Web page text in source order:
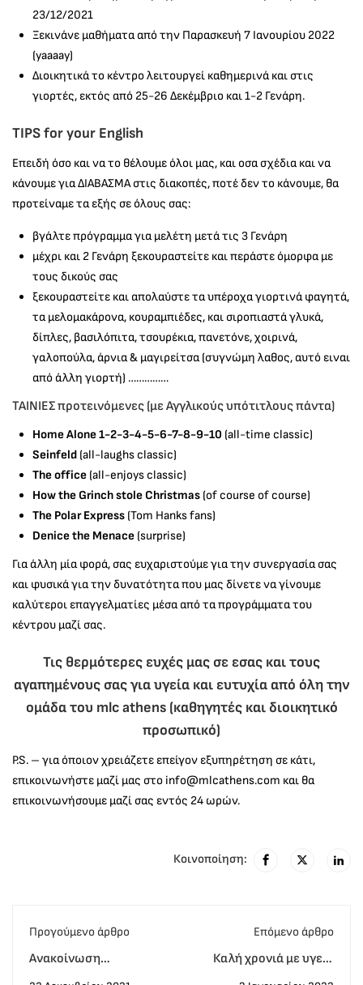
23/12/2021
Ξεκινάνε μαθήματα από την Παρασκευή 7 Ιανουρίου 2022
(yaaaay)
Διοικητικά το κέντρο λειτουργεί καθημερινά και στις
γιορτές, εκτός από 25-26 Δεκέμβριο και 1-2 Γενάρη.
TIPS for your English
Επειδή όσο και να το θέλουμε όλοι μας, και οσα σχέδια και να
κάνουμε για ΔΙΑΒΑΣΜΑ στις διακοπές, ποτέ δεν το κάνουμε, θα
προτείναμε τα εξής σε όλους σας:
βγάλτε πρόγραμμα για μελέτη μετά τις 3 Γενάρη
μέχρι και 2 Γενάρη ξεκουραστείτε και περάστε όμορφα με
τους δικούς σας
ξεκουραστείτε και απολαύστε τα υπέροχα γιορτινά φαγητά,
τα μελομακάρονα, κουραμπιέδες, και σιροπιαστά γλυκά,
δίπλες, βασιλόπιτα, τσουρέκια, πανετόνε, χοιρινά,
γαλοπούλα, άρνια & μαγιρείτσα (συγνώμη λαθος, αυτό ειναι
από άλλη γιορτή) ……………
ΤΑΙΝΙΕΣ προτεινόμενες (με Αγγλικούς υπότιτλους πάντα)
Home Alone 1-2-3-4-5-6-7-8-9-10 (all-time classic)
Seinfeld (all-laughs classic)
The office (all-enjoys classic)
How the Grinch stole Christmas (of course of course)
The Polar Express (Tom Hanks fans)
Denice the Menace (surprise)
Για άλλη μία φορά, σας ευχαριστούμε για την συνεργασία σας
και φυσικά για την δυνατότητα που μας δίνετε να γίνουμε
καλύτεροι επαγγελματίες μέσα από τα προγράμματα του
κέντρου μαζί σας.
Τις θερμότερες ευχές μας σε εσας και τους
αγαπημένους σας για υγεία και ευτυχία από όλη την
ομάδα του mlc athens (καθηγητές και διοικητικό
προσωπικό)
P.S. – για όποιον χρειάζετε επείγον εξυπηρέτηση σε κάτι,
επικοινωνήστε μαζί μας στο info@mlcathens.com και θα
επικοινωνήσουμε μαζί σας εντός 24 ωρών.
Κοινοποίηση:
Προγούμενο άρθρο
Ανακοίνωση
Eπόμενο άρθρο
Καλή χρονιά με υγεία